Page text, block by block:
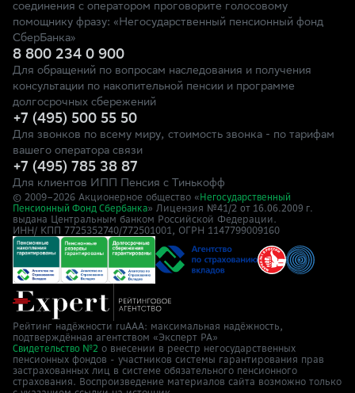
соединения с оператором проговорите голосовому
помощнику фразу: «Негосударственный пенсионный фонд
СберБанка»
8 800 234 0 900
Для обращений по вопросам наследования и получения
консультации по накопительной пенсии и программе
долгосрочных сбережений
+7 (495) 500 55 50
Для звонков по всему миру, стоимость звонка - по тарифам
вашего оператора связи
+7 (495) 785 38 87
Для клиентов ИПП Пенсия с Тинькофф
© 2009–2026 Акционерное общество « Негосударственный
Пенсионный Фонд Сбербанка» Лицензия №41/2 от 16.06.2009 г.
выдана Центральным банком Российской Федерации.
ИНН/ КПП 7725352740/772501001, ОГРН 1147799009160
Рейтинг надёжности ruAAA: максимальная надёжность,
подтверждённая агентством «Эксперт РА»
Свидетельство №2 о внесении в реестр негосударственных
пенсионных фондов - участников системы гарантирования прав
застрахованных лиц в системе обязательного пенсионного
страхования. Воспроизведение материалов сайта возможно только